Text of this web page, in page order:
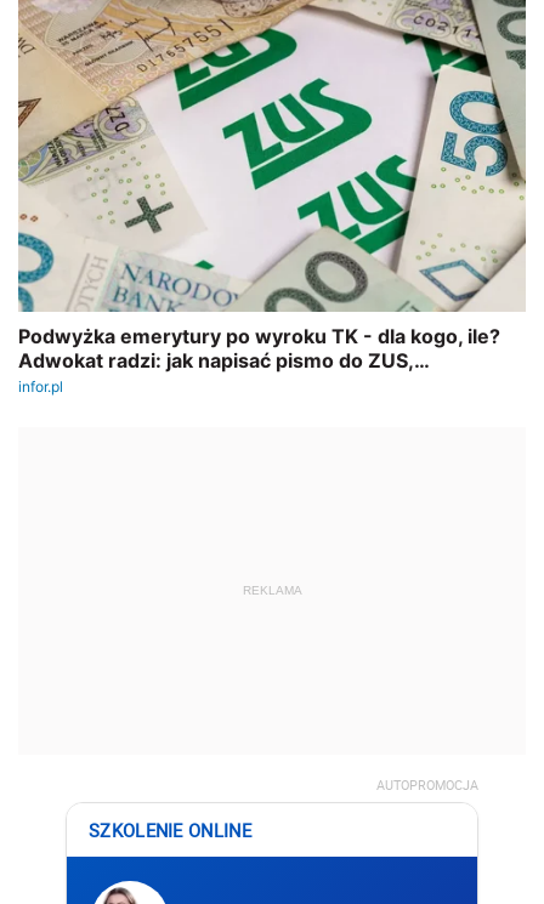
REKLAMA
AUTOPROMOCJA
SZKOLENIE ONLINE